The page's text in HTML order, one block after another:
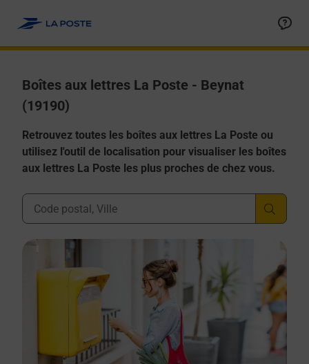
Boîtes aux lettres La Poste - Beynat
(19190)
Retrouvez toutes les boîtes aux lettres La Poste ou
utilisez l'outil de localisation pour visualiser les boîtes
aux lettres La Poste les plus proches de chez vous.
Ville, Département, Code Postal